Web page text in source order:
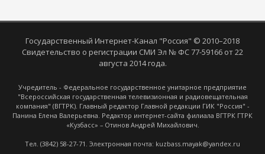
Государственный Интернет-Канал "Россия" © 2010–2018
Свидетельство о регистрации СМИ Эл № ФС 77-59166 от 22
августа 2014 года.
Учредитель - Федеральное государственное унитарное предприятие
"Всероссийская государственная телевизионная и радиовещательная
компания" (ВГТРК). Главный редактор Главной редакции ГИК "Россия" -
Панина Елена Валерьевна. Редактор интернет-сайта филиала ВГТРК ГТРК
«Кузбасс» – Отинов Андрей Михайлович.
Тел. (3842) 58-27-71. Электронная почта: kuzbass.mayak@yandex.ru